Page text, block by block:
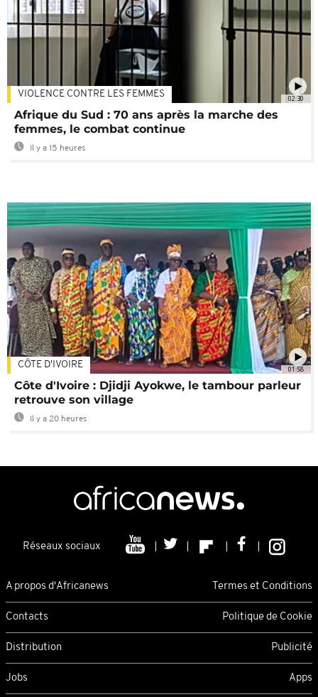
02:30
VIOLENCE CONTRE LES FEMMES
Afrique du Sud : 70 ans après la marche des
femmes, le combat continue
Il y a 15 heures
01:58
CÔTE D'IVOIRE
Côte d'Ivoire : Djidji Ayokwe, le tambour parleur
retrouve son village
Il y a 20 heures
Réseaux sociaux
A propos d'Africanews Termes et Conditions
Contacts Politique de Cookie
Distribution Publicité
Jobs Apps